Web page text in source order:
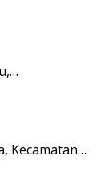
Kecamatan…